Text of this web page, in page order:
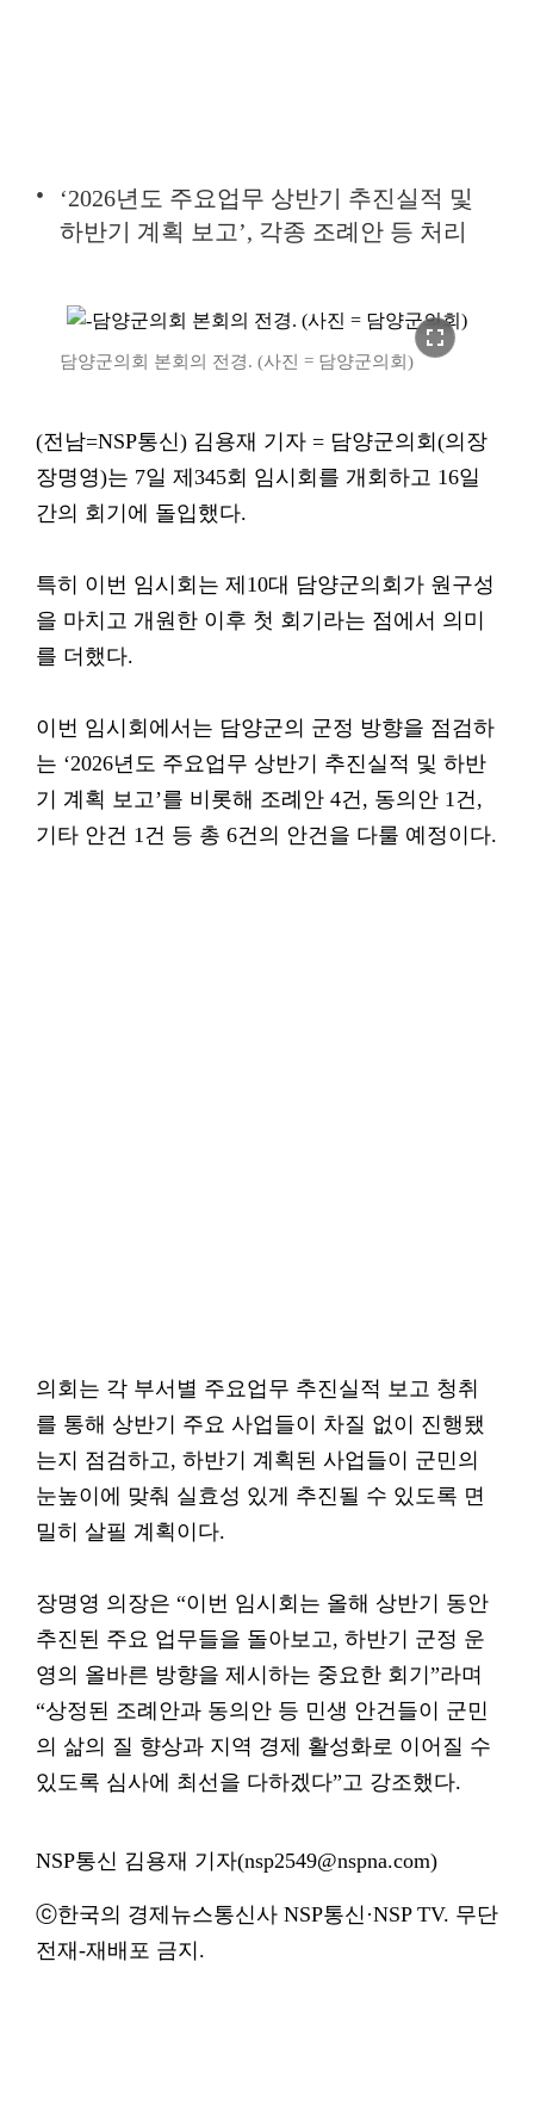
‘2026년도 주요업무 상반기 추진실적 및
하반기 계획 보고’, 각종 조례안 등 처리
fullscreen
담양군의회 본회의 전경. (사진 = 담양군의회)
(전남=NSP통신) 김용재 기자 = 담양군의회(의장
장명영)는 7일 제345회 임시회를 개회하고 16일
간의 회기에 돌입했다.
특히 이번 임시회는 제10대 담양군의회가 원구성
을 마치고 개원한 이후 첫 회기라는 점에서 의미
를 더했다.
이번 임시회에서는 담양군의 군정 방향을 점검하
는 ‘2026년도 주요업무 상반기 추진실적 및 하반
기 계획 보고’를 비롯해 조례안 4건, 동의안 1건,
기타 안건 1건 등 총 6건의 안건을 다룰 예정이다.
의회는 각 부서별 주요업무 추진실적 보고 청취
를 통해 상반기 주요 사업들이 차질 없이 진행됐
는지 점검하고, 하반기 계획된 사업들이 군민의
눈높이에 맞춰 실효성 있게 추진될 수 있도록 면
밀히 살필 계획이다.
장명영 의장은 “이번 임시회는 올해 상반기 동안
추진된 주요 업무들을 돌아보고, 하반기 군정 운
영의 올바른 방향을 제시하는 중요한 회기”라며
“상정된 조례안과 동의안 등 민생 안건들이 군민
의 삶의 질 향상과 지역 경제 활성화로 이어질 수
있도록 심사에 최선을 다하겠다”고 강조했다.
NSP통신 김용재 기자(nsp2549@nspna.com)
ⓒ한국의 경제뉴스통신사 NSP통신·NSP TV. 무단
전재-재배포 금지.